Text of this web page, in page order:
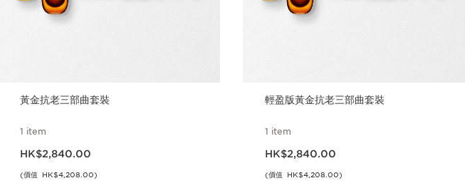
黃金抗老三部曲套裝
1 item
HK$2,840.00
(價值 HK$4,208.00)
輕盈版黃金抗老三部曲套裝
1 item
HK$2,840.00
(價值 HK$4,208.00)